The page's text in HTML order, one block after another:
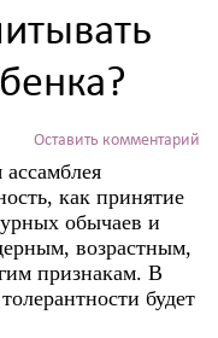
Оставить комментарий
ассамблея
как принятие
обычаев и
возрастным,
признакам. В
будет